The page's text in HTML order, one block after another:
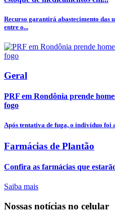
Recurso garantirá abastecimento das
entre o...
Geral
PRF em Rondônia prende
fogo
Após tentativa de fuga, o indivíduo foi
Farmácias de Plantão
Confira as farmácias que
Saiba mais
Nossas notícias no celular